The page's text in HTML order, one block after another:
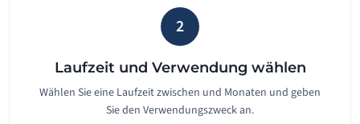
2
Laufzeit und Verwendung wählen
Wählen Sie eine Laufzeit zwischen und Monaten und geben
Sie den Verwendungszweck an.